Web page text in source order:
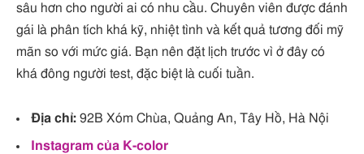
sâu hơn cho người ai có nhu cầu. Chuyên viên được đánh
gái là phân tích khá kỹ, nhiệt tình và kết quả tương đối mỹ
mãn so với mức giá. Bạn nên đặt lịch trước vì ở đây có
khá đông người test, đặc biệt là cuối tuần.
Địa chỉ: 92B Xóm Chùa, Quảng An, Tây Hồ, Hà Nội
Instagram của K-color